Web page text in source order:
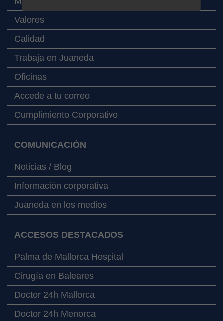
Valores
Calidad
Trabaja en Juaneda
Oficinas
Accede a tu correo
Cumplimiento Corporativo
COMUNICACIÓN
Noticias / Blog
Información corporativa
Juaneda en los medios
ACCESOS DESTACADOS
Palma de Mallorca Hospital
Cirugía en Baleares
Doctor 24h Mallorca
Doctor 24h Menorca